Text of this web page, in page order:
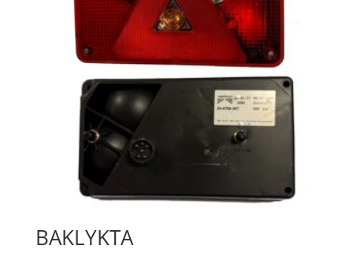
BAKLYKTA